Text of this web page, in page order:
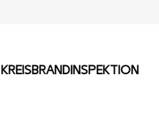
KREISBRANDINSPEKTION